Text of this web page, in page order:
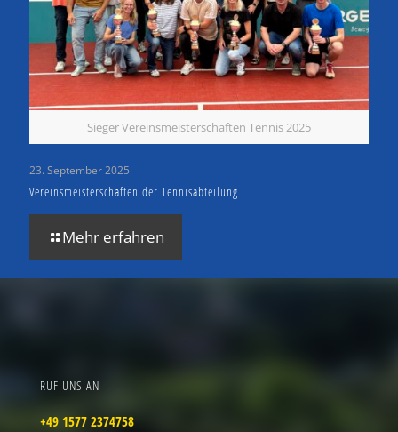
Sieger Vereinsmeisterschaften Tennis 2025
23. September 2025
Vereinsmeisterschaften der Tennisabteilung
Mehr erfahren
RUF UNS AN
+49 1577 2374758